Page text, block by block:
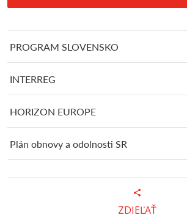
PROGRAM SLOVENSKO
INTERREG
HORIZON EUROPE
Plán obnovy a odolnosti SR
ZDIEĽAŤ